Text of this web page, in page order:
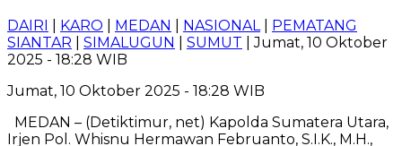
DAIRI KARO MEDAN NASIONAL| PEMATANG
SIANTAR
SIMALUGUN SUMUT | Jumat, 10 Oktober
2025 - 18:28 WIB
Jumat, 10 Oktober 2025 - 18:28 WIB
MEDAN – (Detiktimur, net) Kapolda Sumatera Utara,
Irjen Pol. Whisnu Hermawan Februanto, S.I.K., M.H.,